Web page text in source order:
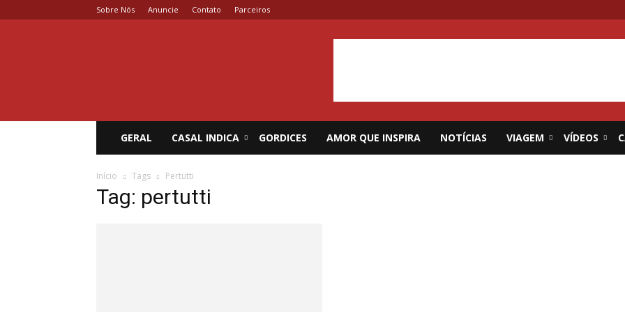
Sobre Nós Anuncie Contato Parceiros
GERAL CASAL INDICA GORDICES AMOR QUE INSPIRA NOTÍCIAS VIAGEM VÍDEOS
Início Tags Pertutti
Tag: pertutti